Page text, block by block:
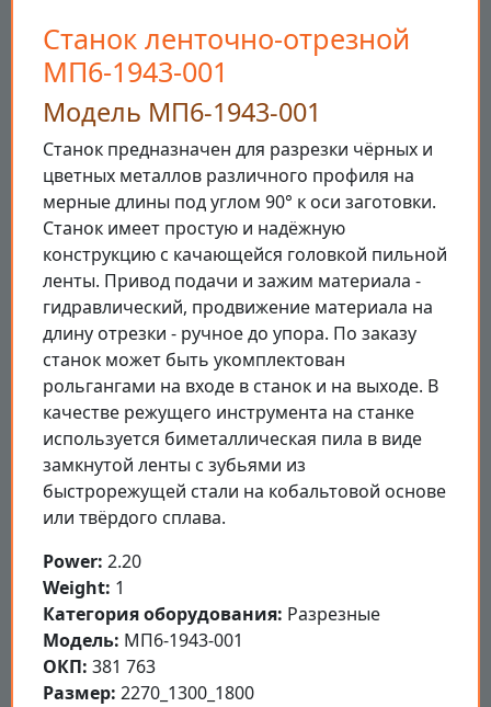
Станок ленточно-отрезной
МП6-1943-001
Модель МП6-1943-001
Станок предназначен для разрезки чёрных и
цветных металлов различного профиля на
мерные длины под углом 90° к оси заготовки.
Станок имеет простую и надёжную
конструкцию с качающейся головкой пильной
ленты. Привод подачи и зажим материала -
гидравлический, продвижение материала на
длину отрезки - ручное до упора. По заказу
станок может быть укомплектован
рольгангами на входе в станок и на выходе. В
качестве режущего инструмента на станке
используется биметаллическая пила в виде
замкнутой ленты с зубьями из
быстрорежущей стали на кобальтовой основе
или твёрдого сплава.
Power: 2.20
Weight: 1
Категория оборудования: Разрезные
Модель: МП6-1943-001
ОКП: 381 763
Размер: 2270_1300_1800